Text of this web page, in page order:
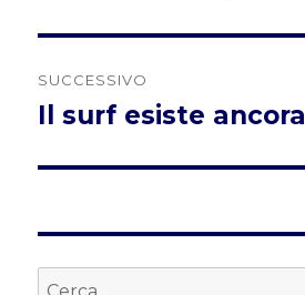
SUCCESSIVO
Articolo
Il surf esiste ancora
Cerca: